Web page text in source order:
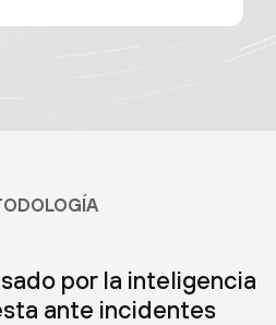
por la inteligencia
ante incidentes